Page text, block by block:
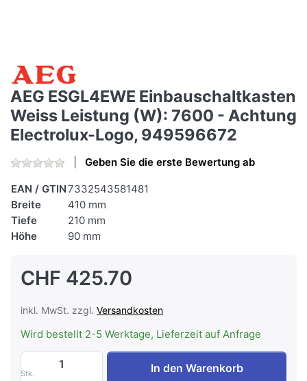
AEG ESGL4EWE Einbauschaltkasten
Weiss Leistung (W): 7600 - Achtung
Electrolux-Logo, 949596672
Geben Sie die erste Bewertung ab
EAN / GTIN7332543581481
Breite
410 mm
Tiefe
210 mm
Höhe
90 mm
CHF 425.70
inkl. MwSt. zzgl. Versandkosten
Wird bestellt 2-5 Werktage, Lieferzeit auf Anfrage
Stk.
AEG ESGL4EWE Einbauschaltkasten
In den Warenkorb